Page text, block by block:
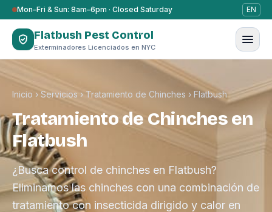
Saltar al contenido
Mon–Fri & Sun: 8am–6pm · Closed Saturday EN
Flatbush Pest Control
Exterminadores Licenciados en NYC
Inicio ›Servicios › Tratamiento de Chinches › Flatbush
Tratamiento de Chinches en
Flatbush
¿Busca control de chinches en Flatbush?
Eliminamos las chinches con una combinación de
tratamiento con insecticida dirigido y calor en